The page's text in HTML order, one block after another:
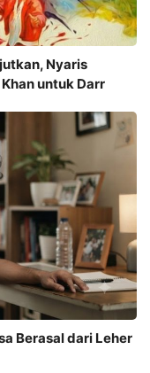
Nyaris
untuk Darr
Berasal dari Leher